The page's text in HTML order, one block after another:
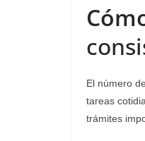
El número
tareas
trámites